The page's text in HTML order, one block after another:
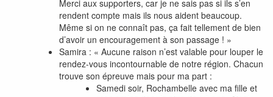
Merci aux supporters, car je ne sais pas si ils s’en
rendent compte mais ils nous aident beaucoup.
Même si on ne connaît pas, ça fait tellement de bien
d’avoir un encouragement à son passage ! »
Samira : « Aucune raison n’est valable pour louper le
rendez-vous incontournable de notre région. Chacun
trouve son épreuve mais pour ma part :
Samedi soir, Rochambelle avec ma fille et